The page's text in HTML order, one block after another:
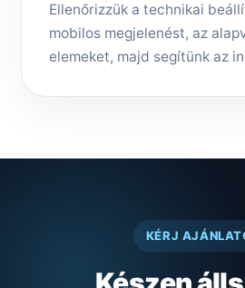
Ellenőrizzük a technikai
mobilos megjelenést, az
elemeket, majd segítünk az
KÉRJ